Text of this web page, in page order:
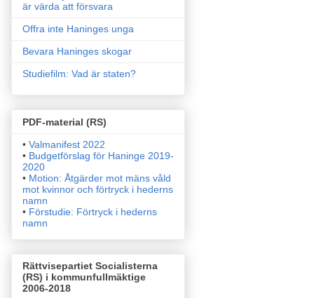
är värda att försvara
Offra inte Haninges unga
Bevara Haninges skogar
Studiefilm: Vad är staten?
PDF-material (RS)
• Valmanifest 2022
• Budgetförslag för Haninge 2019-
2020
• Motion: Åtgärder mot mäns våld
mot kvinnor och förtryck i hederns
namn
• Förstudie: Förtryck i hederns
namn
Rättvisepartiet Socialisterna
(RS) i kommunfullmäktige
2006-2018